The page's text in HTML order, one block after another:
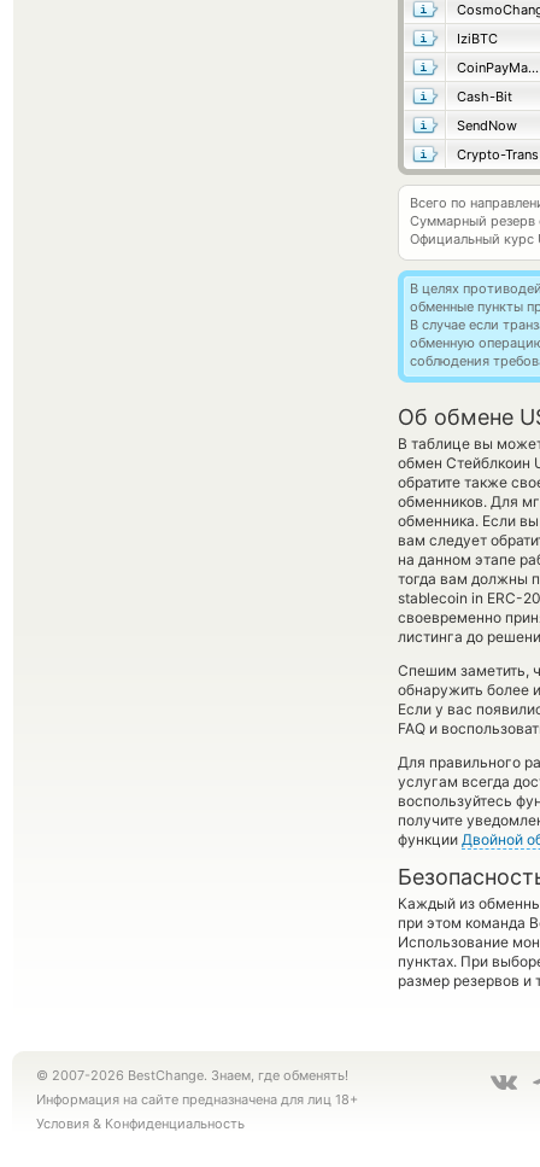
IziBTC
CoinPayMaster
Cash-Bit
SendNow
Crypto-Trans
Всего по
Суммарный резерв
Официальный курс
В целях
обменные пункты
В случае если
обменную
соблюдения
Об обмене
В таблице вы
обмен Стейблкоин
обратите также
обменников. Для
обменника. Если
вам следует
на данном этапе
тогда вам должны
stablecoin in ERC-
своевременно
листинга до
Спешим заметить,
обнаружить более
Если у вас
FAQ и
Для правильного
услугам всегда
воспользуйтесь
получите
функции Двойной
Каждый из
при этом команда
Использование
пунктах. При
размер резервов и
© 2007-2026 BestChange. Знаем, где обменять!
Информация на сайте предназначена для лиц 18+
Условия & Конфиденциальность